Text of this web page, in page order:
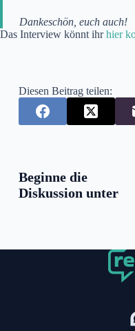
Dankeschön, euch auch!
Das Interview könnt ihrhier
Diesen Beitrag teilen:
Beginne die
Diskussion unter